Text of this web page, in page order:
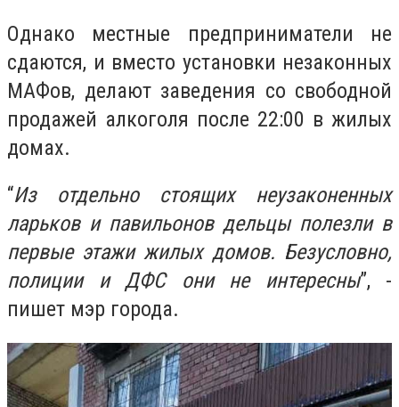
Однако местные предприниматели не
сдаются, и вместо установки незаконных
МАФов, делают заведения со свободной
продажей алкоголя после 22:00 в жилых
домах.
“Из отдельно стоящих неузаконенных
ларьков и павильонов дельцы полезли в
первые этажи жилых домов. Безусловно,
полиции и ДФС они не интересны”, -
пишет мэр города.